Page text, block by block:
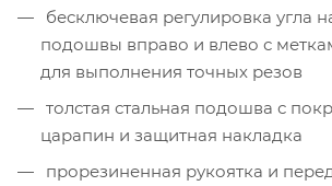
бесключевая регулировка угла
подошвы вправо и влево с
для выполнения точных резов
толстая стальная подошва с
царапин и защитная накладка
прорезиненная рукоятка и